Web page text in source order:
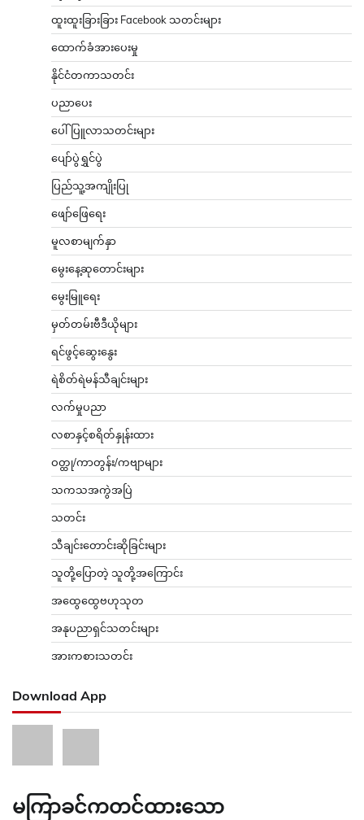
ထူးထူးခြားခြား Facebook သတင်းများ
ထောက်ခံအားပေးမှု
နိုင်ငံတကာသတင်း
ပညာပေး
ပေါ်ပြူလာသတင်းများ
ပျော်ပွဲရွှင်ပွဲ
ပြည်သူ့အကျိုးပြု
ဖျော်ဖြေရေး
မူလစာမျက်နှာ
မွေးနေ့ဆုတောင်းများ
မွေးမြူရေး
မှတ်တမ်းဗီဒီယိုများ
ရင်ဖွင့်ဆွေးနွေး
ရဲစိတ်ရဲမန်သီချင်းများ
လက်မှုပညာ
လစာနှင့်စရိတ်နှုန်းထား
ဝတ္ထု/ကာတွန်း/ကဗျာများ
သကသအကွဲအပြဲ
သတင်း
သီချင်းတောင်းဆိုခြင်းများ
သူတို့ပြောတဲ့ သူတို့အကြောင်း
အထွေထွေဗဟုသုတ
အနုပညာရှင်သတင်းများ
အားကစားသတင်း
Download App
မကြာခင်ကတင်ထားသော